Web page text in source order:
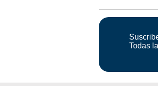
Todas